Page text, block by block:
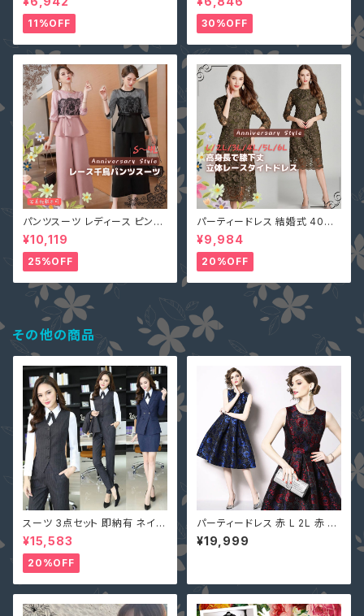
nclq496 ロング ギャザー フレ
アー ノースリーブ 夏 森ガール
袖なし
11%OFF
フェイクパール レース シースル
ー ホルターネック 背中開き オ
フホワイト 無地 2161366
30%OFF
パンツスーツ レディース ピンク
2L (L寄り) 3L 即納 S M L 4L
黒 XZ-X99616 レース 七分袖
ガウチョパンツ ペプラム リボン
¥10,119
25%OFF
パーティードレス 結婚式 40代
大きいサイズ オリーブ L(S寄り
M) 5L 即納 2L 3L 4L 6L MD
-1164467 袖あり 七分袖 花柄
刺繍 総レース ワンピース タイ
ト Aライン 春
¥9,984
20%OFF
その他の商品
スーツ 3点セット 即納有 ネイビ
ー グレー S M L 2L 3L 4L 大
きいサイズ パンツ or スカート＋
ジャケット＋ベスト ストライプ X
Z-X10083
¥15,583
20%OFF
パーティードレス 赤 L 2L 赤 S
M ジャガード織 MD-S162296
大きいサイズ パーティー 披露宴
¥19,999